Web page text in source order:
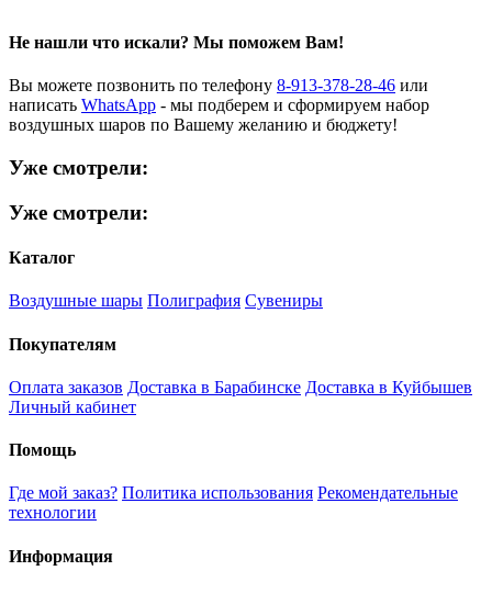
Не нашли что искали? Мы поможем Вам!
Вы можете позвонить по телефону 8-913-378-28-46 или
написать WhatsApp - мы подберем и сформируем набор
воздушных шаров по Вашему желанию и бюджету!
Уже смотрели:
Уже смотрели:
Каталог
Воздушные шары Полиграфия Сувениры
Покупателям
Оплата заказов Доставка в Барабинске Доставка в Куйбышев
Личный кабинет
Помощь
Где мой заказ? Политика использования Рекомендательные
технологии
Информация